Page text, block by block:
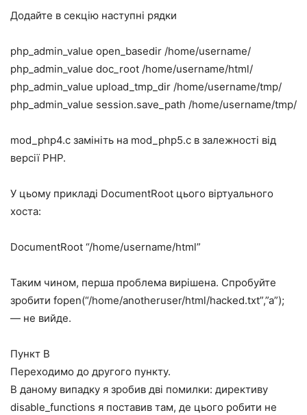
Додайте в секцію наступні рядки
php_admin_value open_basedir /home/username/
php_admin_value doc_root /home/username/html/
php_admin_value upload_tmp_dir /home/username/tmp/
php_admin_value session.save_path /home/username/tmp/
mod_php4.c замініть на mod_php5.c в залежності від
версії PHP.
У цьому прикладі DocumentRoot цього віртуального
хоста:
DocumentRoot “/home/username/html”
Таким чином, перша проблема вирішена. Спробуйте
зробити fopen(“/home/anotheruser/html/hacked.txt”,”a”);
— не вийде.
Пункт B
Переходимо до другого пункту.
В даному випадку я зробив дві помилки: директиву
disable_functions я поставив там, де цього робити не